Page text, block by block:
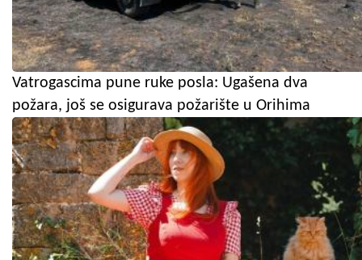
Vatrogascima pune ruke posla: Ugašena dva
požara, još se osigurava požarište u Orihima